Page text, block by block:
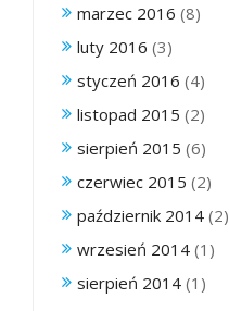
marzec 2016 (8)
luty 2016 (3)
styczeń 2016 (4)
listopad 2015 (2)
sierpień 2015 (6)
czerwiec 2015 (2)
październik 2014 (2)
wrzesień 2014 (1)
sierpień 2014 (1)